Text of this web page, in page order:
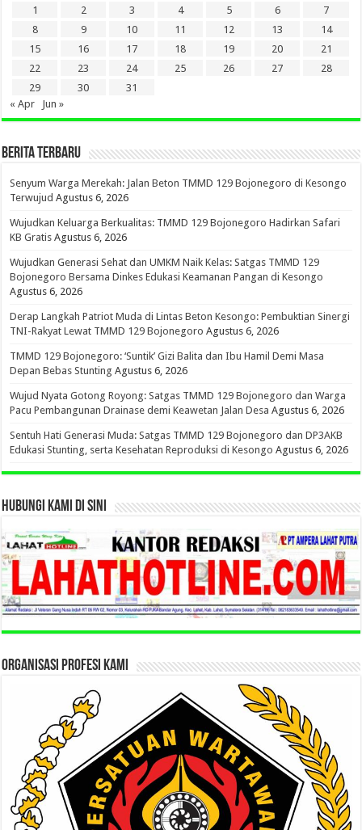
1
2 3 4 5 6
7
8
9 10 11 12 13
14
15
16 17 18 19 20
21
22
23 24 25 26 27
28
29
30
31
« Apr
Jun »
BERITA TERBARU
Senyum Warga Merekah: Jalan Beton TMMD 129 Bojonegoro di Kesongo
Terwujud Agustus 6, 2026
Wujudkan Keluarga Berkualitas: TMMD 129 Bojonegoro Hadirkan Safari
KB Gratis Agustus 6, 2026
Wujudkan Generasi Sehat dan UMKM Naik Kelas: Satgas TMMD 129
Bojonegoro Bersama Dinkes Edukasi Keamanan Pangan di Kesongo
Agustus 6, 2026
Derap Langkah Patriot Muda di Lintas Beton Kesongo: Pembuktian Sinergi
TNI-Rakyat Lewat TMMD 129 Bojonegoro Agustus 6, 2026
TMMD 129 Bojonegoro: ‘Suntik’ Gizi Balita dan Ibu Hamil Demi Masa
Depan Bebas Stunting Agustus 6, 2026
Wujud Nyata Gotong Royong: Satgas TMMD 129 Bojonegoro dan Warga
Pacu Pembangunan Drainase demi Keawetan Jalan Desa Agustus 6, 2026
Sentuh Hati Generasi Muda: Satgas TMMD 129 Bojonegoro dan DP3AKB
Edukasi Stunting, serta Kesehatan Reproduksi di Kesongo Agustus 6, 2026
HUBUNGI KAMI DI SINI
ORGANISASI PROFESI KAMI